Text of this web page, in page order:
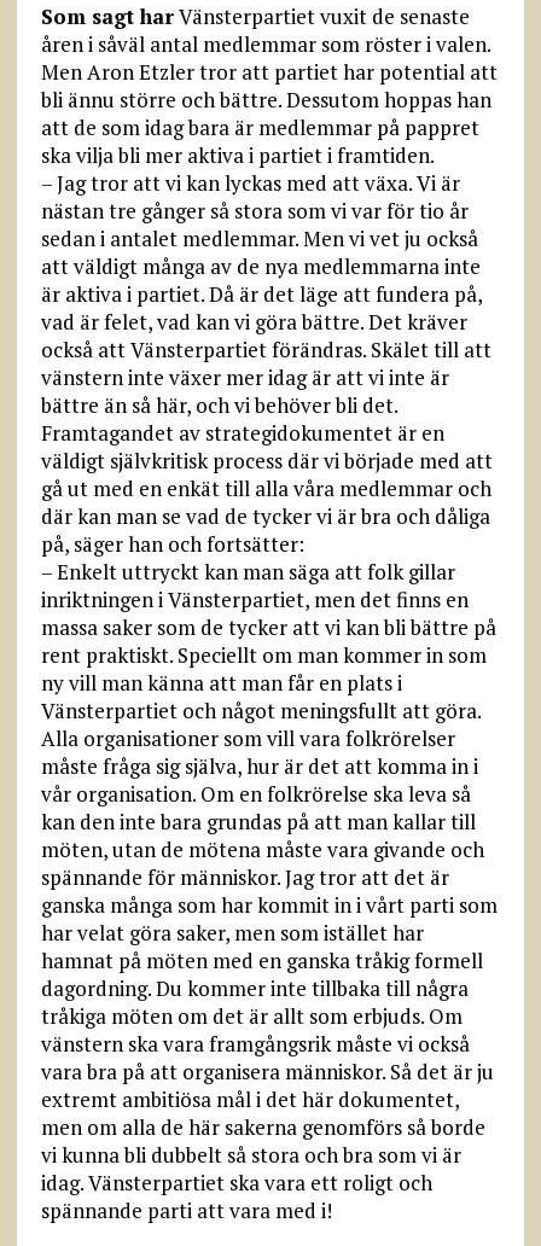
Som sagt harVänsterpartiet vuxit de senaste
åren i såväl antal medlemmar som röster i valen.
Men Aron Etzler tror att partiet har potential att
bli ännu större och bättre. Dessutom hoppas han
att de som idag bara är medlemmar på pappret
ska vilja bli mer aktiva i partiet i framtiden.
– Jag tror att vi kan lyckas med att växa. Vi är
nästan tre gånger så stora som vi var för tio år
sedan i antalet medlemmar. Men vi vet ju också
att väldigt många av de nya medlemmarna inte
är aktiva i partiet. Då är det läge att fundera på,
vad är felet, vad kan vi göra bättre. Det kräver
också att Vänsterpartiet förändras. Skälet till att
vänstern inte växer mer idag är att vi inte är
bättre än så här, och vi behöver bli det.
Framtagandet av strategidokumentet är en
väldigt självkritisk process där vi började med att
gå ut med en enkät till alla våra medlemmar och
där kan man se vad de tycker vi är bra och dåliga
på, säger han och fortsätter:
– Enkelt uttryckt kan man säga att folk gillar
inriktningen i Vänsterpartiet, men det finns en
massa saker som de tycker att vi kan bli bättre på
rent praktiskt. Speciellt om man kommer in som
ny vill man känna att man får en plats i
Vänsterpartiet och något meningsfullt att göra.
Alla organisationer som vill vara folkrörelser
måste fråga sig själva, hur är det att komma in i
vår organisation. Om en folkrörelse ska leva så
kan den inte bara grundas på att man kallar till
möten, utan de mötena måste vara givande och
spännande för människor. Jag tror att det är
ganska många som har kommit in i vårt parti som
har velat göra saker, men som istället har
hamnat på möten med en ganska tråkig formell
dagordning. Du kommer inte tillbaka till några
tråkiga möten om det är allt som erbjuds. Om
vänstern ska vara framgångsrik måste vi också
vara bra på att organisera människor. Så det är ju
extremt ambitiösa mål i det här dokumentet,
men om alla de här sakerna genomförs så borde
vi kunna bli dubbelt så stora och bra som vi är
idag. Vänsterpartiet ska vara ett roligt och
spännande parti att vara med i!